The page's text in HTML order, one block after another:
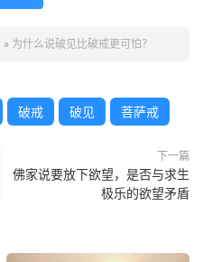
» 为什么说破见比破戒更可怕？
破戒 破见 菩萨戒
下一篇
佛家说要放下欲望，是否与求生
极乐的欲望矛盾